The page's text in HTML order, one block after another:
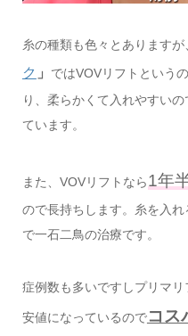
糸の種類も色々とありますが
ク 」
ではVOVリフトという
り、柔らかくて入れやすいの
ています。
また、VOVリフトなら1年
ので長持ちします。糸を入れ
で一石二鳥の治療です。
症例数も多いですしプリマリ
安値になっているのでコス